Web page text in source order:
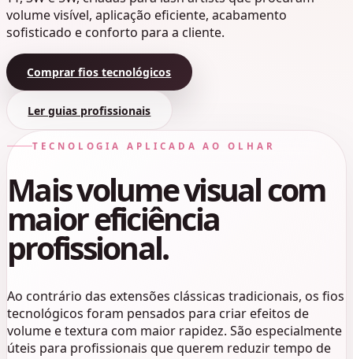
volume visível, aplicação eficiente, acabamento
sofisticado e conforto para a cliente.
Comprar fios tecnológicos
Ler guias profissionais
TECNOLOGIA APLICADA AO OLHAR
Mais volume visual com
maior eficiência
profissional.
Ao contrário das extensões clássicas tradicionais, os fios
tecnológicos foram pensados para criar efeitos de
volume e textura com maior rapidez. São especialmente
úteis para profissionais que querem reduzir tempo de